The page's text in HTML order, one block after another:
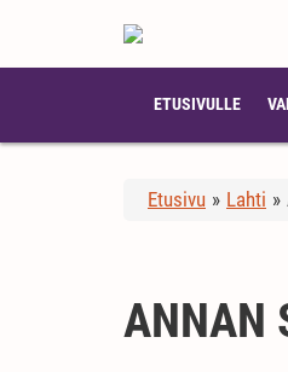
ETUSIVULLE
Etusivu » Lahti »
ANNAN